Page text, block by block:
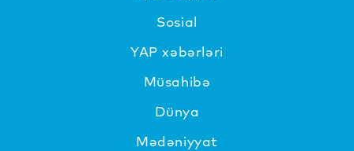
Sosial
YAP xəbərləri
Müsahibə
Dünya
Mədəniyyat